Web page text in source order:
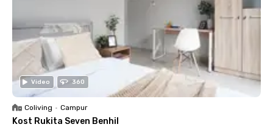
Video 360
Coliving • Campur
Kost Rukita Seven Benhil